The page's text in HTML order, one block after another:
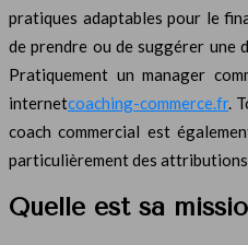
pratiques adaptables pour le
de prendre ou de suggérer une
Pratiquement un manager
internetcoaching-commerce.fr.
coach commercial est
particulièrement des attributions
Quelle est sa